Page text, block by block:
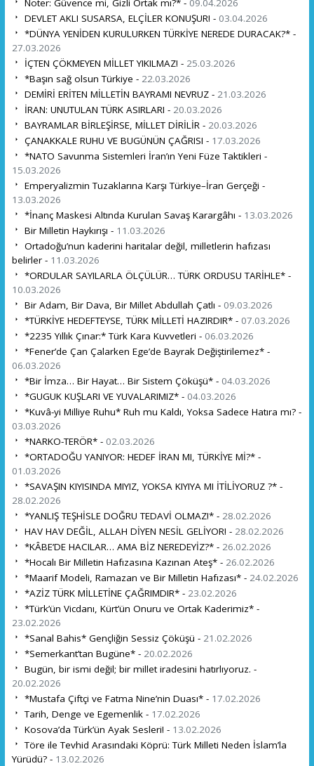
Noter: Güvence mi, Gizli Ortak mı?* - 09.04.2026
DEVLET AKLI SUSARSA, ELÇİLER KONUŞUR! - 03.04.2026
*DÜNYA YENİDEN KURULURKEN TÜRKİYE NEREDE DURACAK?* -
27.03.2026
İÇTEN ÇÖKMEYEN MİLLET YIKILMAZ! - 25.03.2026
*Başın sağ olsun Türkiye - 22.03.2026
DEMİRİ ERİTEN MİLLETİN BAYRAMI NEVRUZ - 21.03.2026
İRAN: UNUTULAN TÜRK ASIRLARI - 20.03.2026
BAYRAMLAR BİRLEŞİRSE, MİLLET DİRİLİR - 20.03.2026
ÇANAKKALE RUHU VE BUGÜNÜN ÇAĞRISI - 17.03.2026
*NATO Savunma Sistemleri İran’ın Yeni Füze Taktikleri -
15.03.2026
Emperyalizmin Tuzaklarına Karşı Türkiye–İran Gerçeği -
13.03.2026
*İnanç Maskesi Altında Kurulan Savaş Karargâhı - 13.03.2026
Bir Milletin Haykırışı - 11.03.2026
Ortadoğu’nun kaderini haritalar değil, milletlerin hafızası
belirler - 11.03.2026
*ORDULAR SAYILARLA ÖLÇÜLÜR… TÜRK ORDUSU TARİHLE* -
10.03.2026
Bir Adam, Bir Dava, Bir Millet Abdullah Çatlı - 09.03.2026
*TÜRKİYE HEDEFTEYSE, TÜRK MİLLETİ HAZIRDIR* - 07.03.2026
*2235 Yıllık Çınar:* Türk Kara Kuvvetleri - 06.03.2026
*Fener’de Çan Çalarken Ege’de Bayrak Değiştirilemez* -
06.03.2026
*Bir İmza… Bir Hayat… Bir Sistem Çöküşü* - 04.03.2026
*GUGUK KUŞLARI VE YUVALARIMIZ* - 04.03.2026
*Kuvâ-yi Milliye Ruhu* Ruh mu Kaldı, Yoksa Sadece Hatıra mı? -
03.03.2026
*NARKO-TERÖR* - 02.03.2026
*ORTADOĞU YANIYOR: HEDEF İRAN MI, TÜRKİYE Mİ?* -
01.03.2026
*SAVAŞIN KIYISINDA MIYIZ, YOKSA KIYIYA MI İTİLİYORUZ ?* -
28.02.2026
*YANLIŞ TEŞHİSLE DOĞRU TEDAVİ OLMAZ!* - 28.02.2026
HAV HAV DEĞİL, ALLAH DİYEN NESİL GELİYOR! - 28.02.2026
*KÂBE’DE HACILAR… AMA BİZ NEREDEYİZ?* - 26.02.2026
*Hocalı Bir Milletin Hafızasına Kazınan Ateş* - 26.02.2026
*Maarif Modeli, Ramazan ve Bir Milletin Hafızası* - 24.02.2026
*AZİZ TÜRK MİLLETİNE ÇAĞRIMDIR* - 23.02.2026
*Türk’ün Vicdanı, Kürt’ün Onuru ve Ortak Kaderimiz* -
23.02.2026
*Sanal Bahis* Gençliğin Sessiz Çöküşü - 21.02.2026
*Semerkant’tan Bugüne* - 20.02.2026
Bugün, bir ismi değil; bir millet iradesini hatırlıyoruz. -
20.02.2026
*Mustafa Çiftçi ve Fatma Nine’nin Duası* - 17.02.2026
Tarih, Denge ve Egemenlik - 17.02.2026
Kosova’da Türk’ün Ayak Sesleri! - 13.02.2026
Töre ile Tevhid Arasındaki Köprü: Türk Milleti Neden İslam’la
Yürüdü? - 13.02.2026